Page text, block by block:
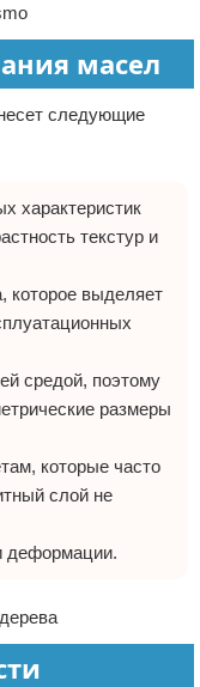
масел
следующие
характеристик
текстур и
которое выделяет
средой, поэтому
размеры
которые часто
слой не
деформации.